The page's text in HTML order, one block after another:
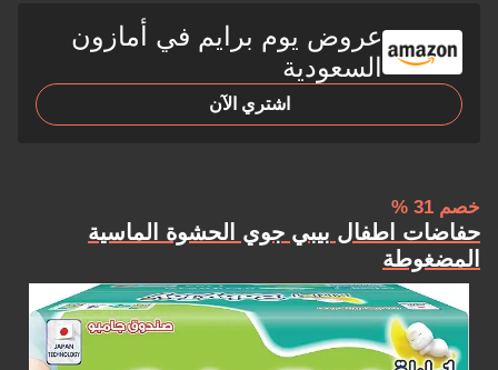
عروض يوم برايم في أمازون
السعودية
اشتري الآن
خصم 31‎ %
حفاضات اطفال بيبي جوي الحشوة الماسية
المضغوطة